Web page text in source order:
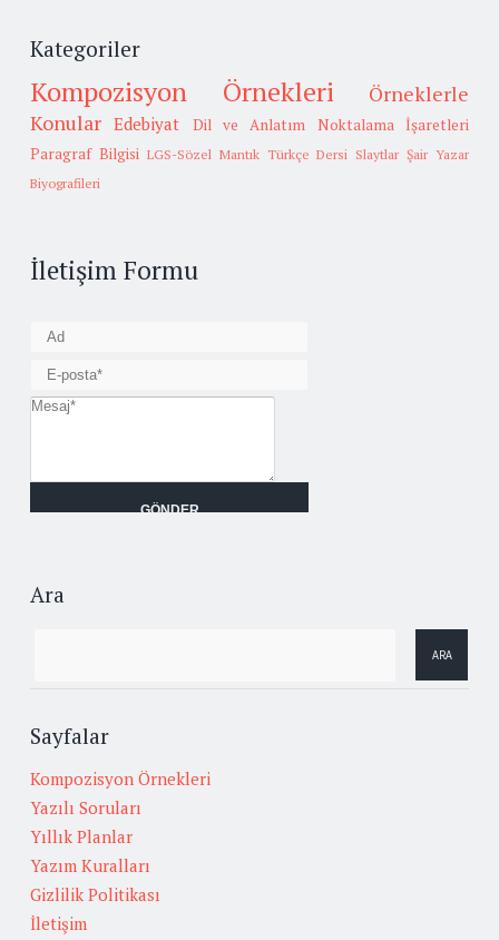
Kategoriler
Kompozisyon Örnekleri
Örneklerle
Konular Edebiyat Dil ve Anlatım
Noktalama İşaretleri
Paragraf Bilgisi LGS-Sözel Mantık Türkçe Dersi Slaytlar Şair Yazar
Biyografileri
İletişim Formu
Ara
Sayfalar
Kompozisyon Örnekleri
Yazılı Soruları
Yıllık Planlar
Yazım Kuralları
Gizlilik Politikası
İletişim